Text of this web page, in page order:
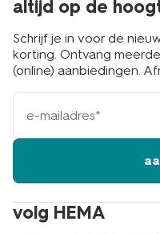
volg HEMA
altijd op de
Schrijf je in voor de
korting. Ontvang
(online) aanbiedingen.
e-
mailadres